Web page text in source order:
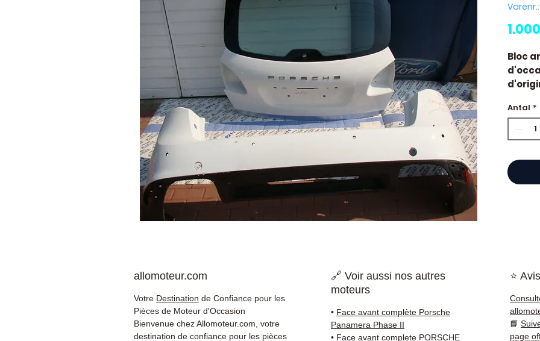
Bloc
État
sur
reste
+33 6
Antal *
allomoteur.com
Votre Destination de Confiance pour les
Pièces de Moteur d'Occasion
Bienvenue chez Allomoteur.com, votre
destination de confiance pour les pièces
🔗 Voir aussi nos autres
moteurs
• Face avant complète Porsche
Panamera Phase II
• Face avant complete PORSCHE
⭐
📘
page